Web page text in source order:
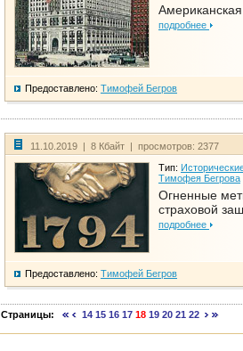
подробнее
Предоставлено: Тимофей Бегров
11.10.2019 | 8 Кбайт | просмотров: 2377
Тип:
Тимофея Бегрова
Огненные
страховой
подробнее
Предоставлено: Тимофей Бегров
Страницы: 14 15 16 17 18 19 20 21 22